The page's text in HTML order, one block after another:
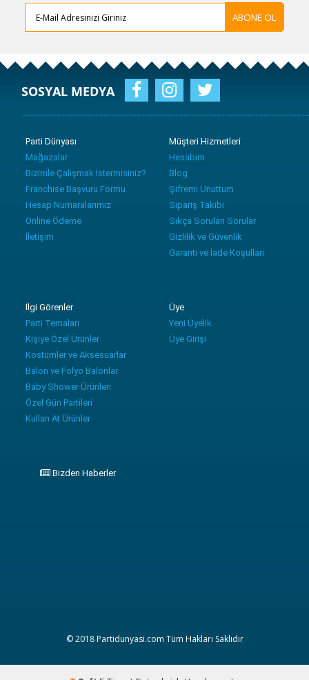
ABONE OL
SOSYAL MEDYA
Parti Dünyası
Mağazalar
Bizimle Çalışmak İstermisiniz?
Franchise Başvuru Formu
Hesap Numaralarımız
Online Ödeme
İletişim
Müşteri Hizmetleri
Hesabım
Blog
Şifremi Unuttum
Sipariş Takibi
Sıkça Sorulan Sorular
Gizlilik ve Güvenlik
Garanti ve İade Koşulları
İlgi Görenler
Parti Temaları
Kişiye Özel Ürünler
Kostümler ve Aksesuarlar
Balon ve Folyo Balonlar
Baby Shower Ürünleri
Özel Gün Partileri
Kullan At Ürünler
Üye
Yeni Üyelik
Üye Girişi
Bizden Haberler
© 2018 Partidunyasi.com Tüm Hakları Saklıdır